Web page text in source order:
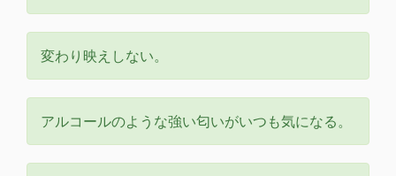
変わり映えしない。
アルコールのような強い匂いがいつも気になる。